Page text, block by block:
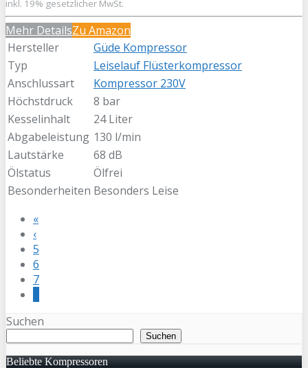
inkl. 19% gesetzlicher MwSt.
Mehr DetailsZu Amazon
Hersteller
Güde Kompressor
Typ
Leiselauf Flüsterkompressor
Anschlussart
Kompressor 230V
Höchstdruck
8 bar
Kesselinhalt
24 Liter
Abgabeleistung 130 l/min
Lautstärke
68 dB
Ölstatus
Ölfrei
Besonderheiten Besonders Leise
«
‹
5
6
7
Suchen
Suchen
Beliebte Kompressoren